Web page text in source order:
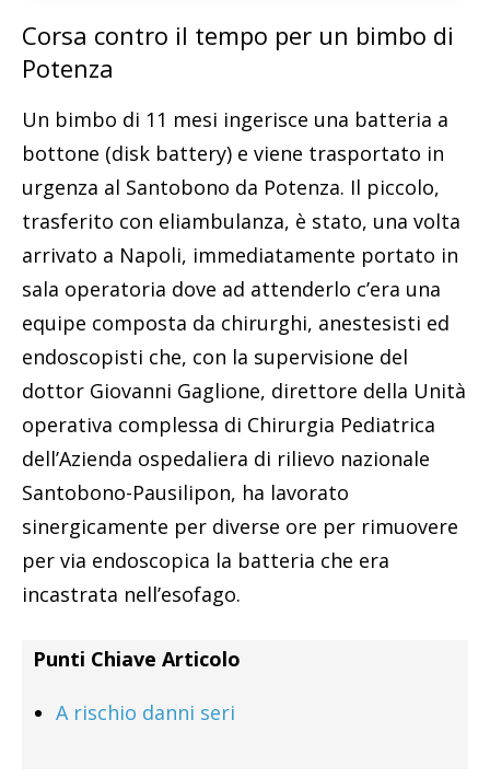
Corsa contro il tempo per un bimbo di
Potenza
Un bimbo di 11 mesi ingerisce una batteria a
bottone (disk battery) e viene trasportato in
urgenza al Santobono da Potenza. Il piccolo,
trasferito con eliambulanza, è stato, una volta
arrivato a Napoli, immediatamente portato in
sala operatoria dove ad attenderlo c’era una
equipe composta da chirurghi, anestesisti ed
endoscopisti che, con la supervisione del
dottor Giovanni Gaglione, direttore della Unità
operativa complessa di Chirurgia Pediatrica
dell’Azienda ospedaliera di rilievo nazionale
Santobono-Pausilipon, ha lavorato
sinergicamente per diverse ore per rimuovere
per via endoscopica la batteria che era
incastrata nell’esofago.
Punti Chiave Articolo
A rischio danni seri